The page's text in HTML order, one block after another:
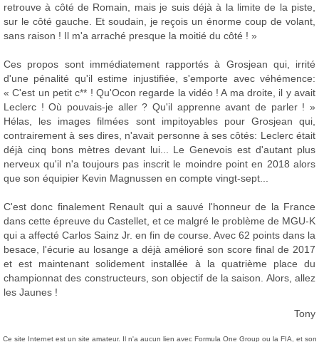
retrouve à côté de Romain, mais je suis déjà à la limite de la piste,
sur le côté gauche. Et soudain, je reçois un énorme coup de volant,
sans raison ! Il m'a arraché presque la moitié du côté ! »
Ces propos sont immédiatement rapportés à Grosjean qui, irrité
d'une pénalité qu'il estime injustifiée, s'emporte avec véhémence:
« C'est un petit c** ! Qu'Ocon regarde la vidéo ! A ma droite, il y avait
Leclerc ! Où pouvais-je aller ? Qu'il apprenne avant de parler ! »
Hélas, les images filmées sont impitoyables pour Grosjean qui,
contrairement à ses dires, n'avait personne à ses côtés: Leclerc était
déjà cinq bons mètres devant lui... Le Genevois est d'autant plus
nerveux qu'il n'a toujours pas inscrit le moindre point en 2018 alors
que son équipier Kevin Magnussen en compte vingt-sept...
C'est donc finalement Renault qui a sauvé l'honneur de la France
dans cette épreuve du Castellet, et ce malgré le problème de MGU-K
qui a affecté Carlos Sainz Jr. en fin de course. Avec 62 points dans la
besace, l'écurie au losange a déjà amélioré son score final de 2017
et est maintenant solidement installée à la quatrième place du
championnat des constructeurs, son objectif de la saison. Alors, allez
les Jaunes !
Tony
Ce site Internet est un site amateur. Il n'a aucun lien avec Formula One Group ou la FIA, et son